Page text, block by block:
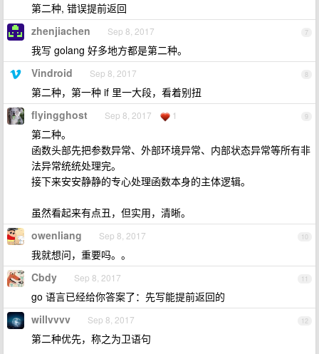
第二种, 错误提前返回
7
zhenjiachen Sep 8, 2017
我写 golang 好多地方都是第二种。
8
Vindroid Sep 8, 2017
第二种，第一种 if 里一大段，看着别扭
9
flyingghost Sep 8, 2017 1
第二种。
函数头部先把参数异常、外部环境异常、内部状态异常等所有非
法异常统统处理完。
接下来安安静静的专心处理函数本身的主体逻辑。
虽然看起来有点丑，但实用，清晰。
10
owenliang Sep 8, 2017
我就想问，重要吗。。
11
Cbdy Sep 8, 2017
go 语言已经给你答案了：先写能提前返回的
12
willvvvv Sep 8, 2017
第二种优先，称之为卫语句